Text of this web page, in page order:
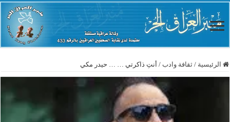
الرئيسية / ثقافة وادب / أنتِ ذاكرتي … … حيدر مكي